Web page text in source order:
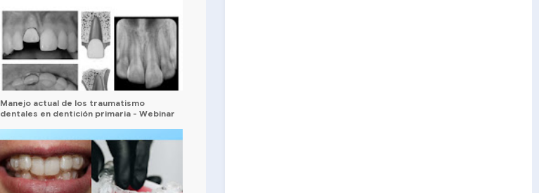
Manejo actual de los traumatismo
dentales en dentición primaria - Webinar